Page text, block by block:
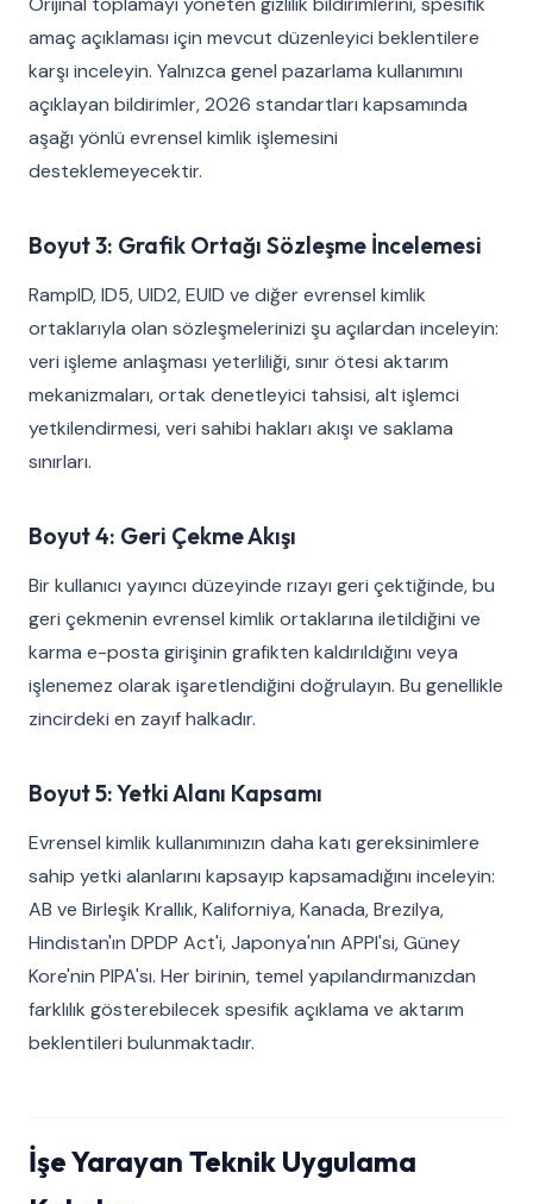
amaç açıklaması için mevcut düzenleyici beklentilere
karşı inceleyin. Yalnızca genel pazarlama kullanımını
açıklayan bildirimler, 2026 standartları kapsamında
aşağı yönlü evrensel kimlik işlemesini
desteklemeyecektir.
Boyut 3: Grafik Ortağı Sözleşme İncelemesi
RampID, ID5, UID2, EUID ve diğer evrensel kimlik
ortaklarıyla olan sözleşmelerinizi şu açılardan inceleyin:
veri işleme anlaşması yeterliliği, sınır ötesi aktarım
mekanizmaları, ortak denetleyici tahsisi, alt işlemci
yetkilendirmesi, veri sahibi hakları akışı ve saklama
sınırları.
Boyut 4: Geri Çekme Akışı
Bir kullanıcı yayıncı düzeyinde rızayı geri çektiğinde, bu
geri çekmenin evrensel kimlik ortaklarına iletildiğini ve
karma e-posta girişinin grafikten kaldırıldığını veya
işlenemez olarak işaretlendiğini doğrulayın. Bu genellikle
zincirdeki en zayıf halkadır.
Boyut 5: Yetki Alanı Kapsamı
Evrensel kimlik kullanımınızın daha katı gereksinimlere
sahip yetki alanlarını kapsayıp kapsamadığını inceleyin:
AB ve Birleşik Krallık, Kaliforniya, Kanada, Brezilya,
Hindistan'ın DPDP Act'i, Japonya'nın APPI'si, Güney
Kore'nin PIPA'sı. Her birinin, temel yapılandırmanızdan
farklılık gösterebilecek spesifik açıklama ve aktarım
beklentileri bulunmaktadır.
İşe Yarayan Teknik Uygulama